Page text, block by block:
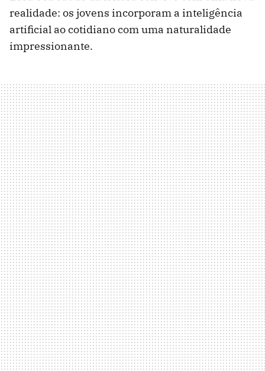
realidade: os jovens incorporam a inteligência
artificial ao cotidiano com uma naturalidade
impressionante.